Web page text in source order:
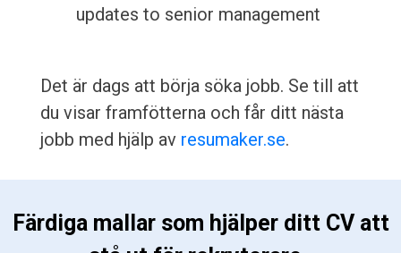
updates to senior management
Det är dags att börja söka jobb. Se till att
du visar framfötterna och får ditt nästa
jobb med hjälp av resumaker.se.